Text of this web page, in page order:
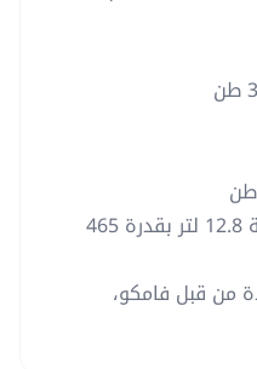
محرك فولفو D13F ديزل سعة 12.8 لتر بقدرة 465
من قبل فامكو،